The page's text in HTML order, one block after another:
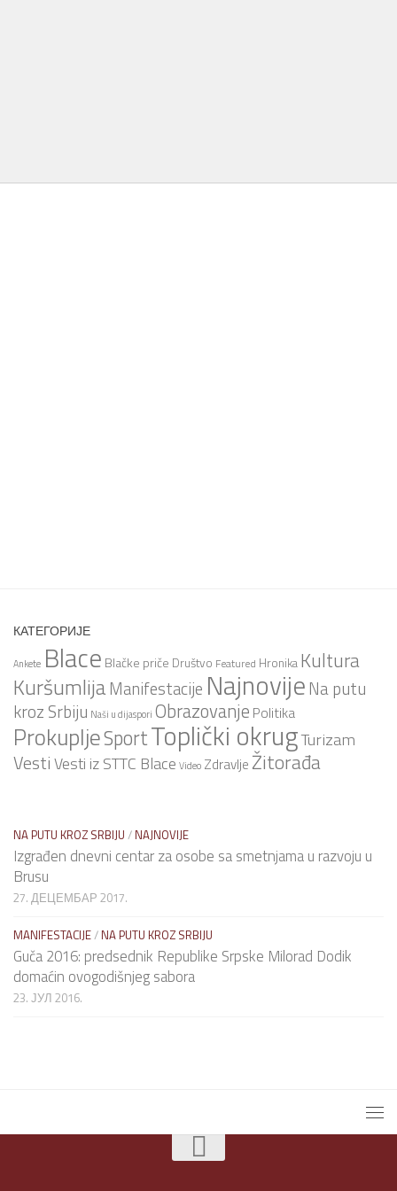
КАТЕГОРИЈЕ
Ankete Blace Blačke priče Društvo Featured Hronika Kultura
KuršumlijaManifestacije NajnovijeNa putu
kroz Srbiju Naši u dijaspori Obrazovanje Politika
ProkupljeSportToplički okrugTurizam
VestiVesti iz STTC Blace Video Zdravlje Žitorađa
NA PUTU KROZ SRBIJU / NAJNOVIJE
Izgrađen dnevni centar za osobe sa smetnjama u razvoju u
Brusu
27. ДЕЦЕМБАР 2017.
MANIFESTACIJE/ NA PUTU KROZ SRBIJU
Guča 2016: predsednik Republike Srpske Milorad Dodik
domaćin ovogodišnjeg sabora
23. ЈУЛ 2016.